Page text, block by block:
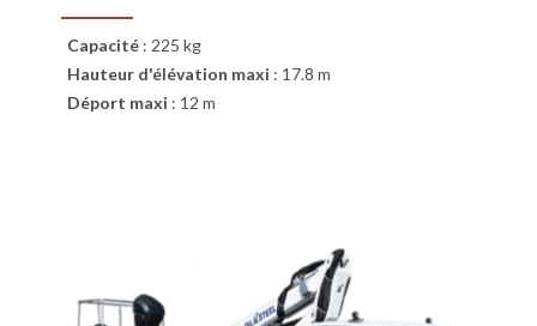
Capacité : 225 kg
Hauteur d'élévation maxi : 17.8 m
Déport maxi : 12 m